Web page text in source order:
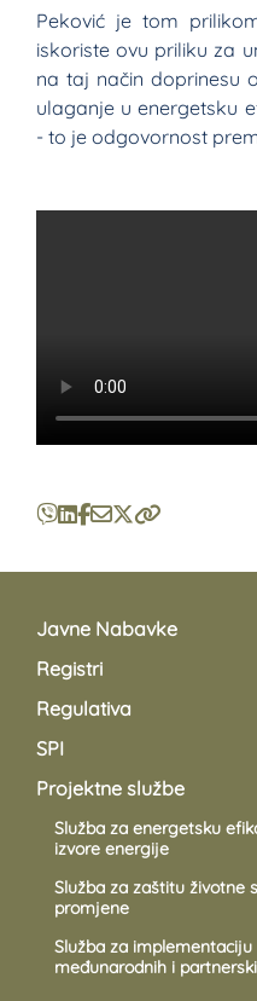
Peković je tom
iskoriste ovu priliku za
na taj način doprinesu
ulaganje u energetsku
- to je odgovornost
Javne Nabavke
Registri
Regulativa
SPI
Projektne službe
Služba za energetsku
izvore energije
Služba za zaštitu životne
promjene
Služba za implementaciju
međunarodnih i